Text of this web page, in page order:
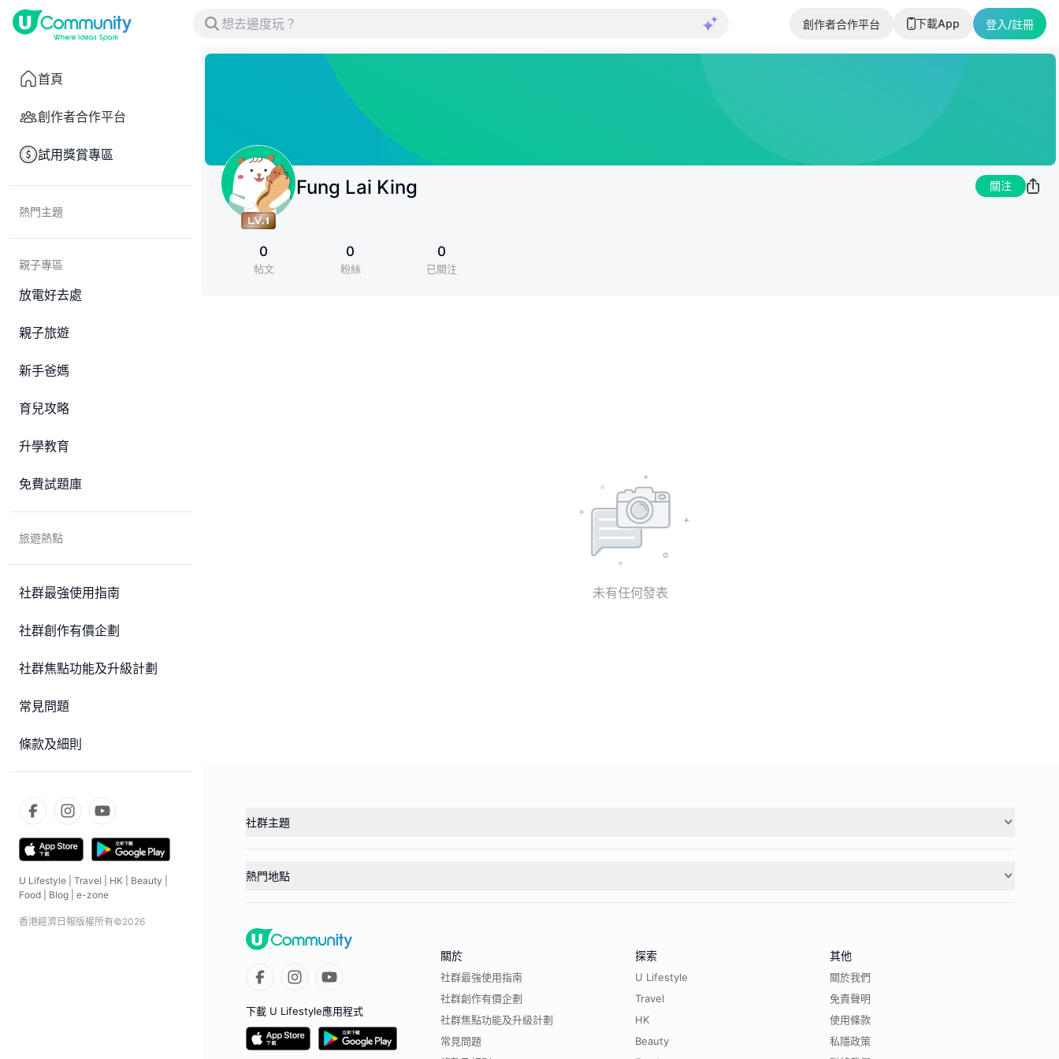
創作者合作平台 下載App 登入/註冊
首頁
創作者合作平台
試用獎賞專區
熱門主題
親子專區
放電好去處
親子旅遊
新手爸媽
育兒攻略
升學教育
免費試題庫
旅遊熱點
社群最強使用指南
社群創作有價企劃
社群焦點功能及升級計劃
常見問題
條款及細則
U Lifestyle Travel HK Beauty
Food
Blog e-zone
香港經濟日報版權所有©2026
Fung Lai King 關注
0
帖文
0
粉絲
0
已關注
未有任何發表
社群主題
熱門地點
下載 U Lifestyle應用程式
關於
社群最強使用指南
社群創作有價企劃
社群焦點功能及升級計劃
常見問題
探索
U Lifestyle
Travel
HK
Beauty
其他
關於我們
免責聲明
使用條款
私隱政策